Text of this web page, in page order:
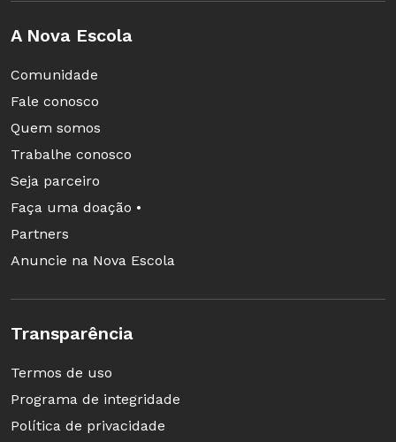
A Nova Escola
Comunidade
Fale conosco
Quem somos
Trabalhe conosco
Seja parceiro
Faça uma doação •
Partners
Anuncie na Nova Escola
Transparência
Termos de uso
Programa de integridade
Política de privacidade